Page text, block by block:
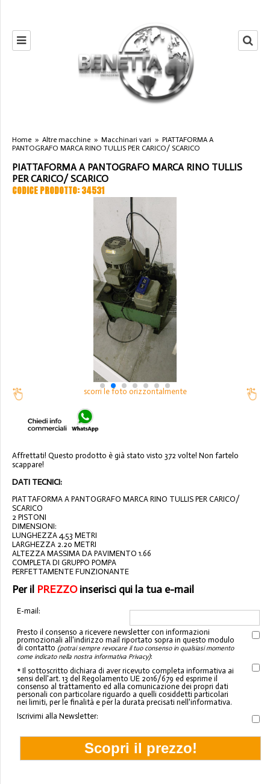
Home » Altre macchine » Macchinari vari » PIATTAFORMA A
PANTOGRAFO MARCA RINO TULLIS PER CARICO/ SCARICO
PIATTAFORMA A PANTOGRAFO MARCA RINO TULLIS
PER CARICO/ SCARICO
CODICE PRODOTTO: 34531
scorri le foto orizzontalmente
Affrettati! Questo prodotto è già stato visto 372 volte! Non fartelo
scappare!
DATI TECNICI:
PIATTAFORMA A PANTOGRAFO MARCA RINO TULLIS PER CARICO/
SCARICO
2 PISTONI
DIMENSIONI:
LUNGHEZZA 4,53 METRI
LARGHEZZA 2.20 METRI
ALTEZZA MASSIMA DA PAVIMENTO 1.66
COMPLETA DI GRUPPO POMPA
PERFETTAMENTE FUNZIONANTE
Per il PREZZOinserisci qui la tua e-mail
E-mail:
Presto il consenso a ricevere newsletter con informazioni
promozionali all'indirizzo mail riportato sopra in questo modulo
di contatto (potrai sempre revocare il tuo consenso in qualsiasi momento
come indicato nella nostra informativa Privacy):
* Il sottoscritto dichiara di aver ricevuto completa informativa ai
sensi dell'art. 13 del Regolamento UE 2016/679 ed esprime il
consenso al trattamento ed alla comunicazione dei propri dati
personali con particolare riguardo a quelli cosiddetti particolari
nei limiti, per le finalità e per la durata precisati nell'informativa.
Iscrivimi alla Newsletter: